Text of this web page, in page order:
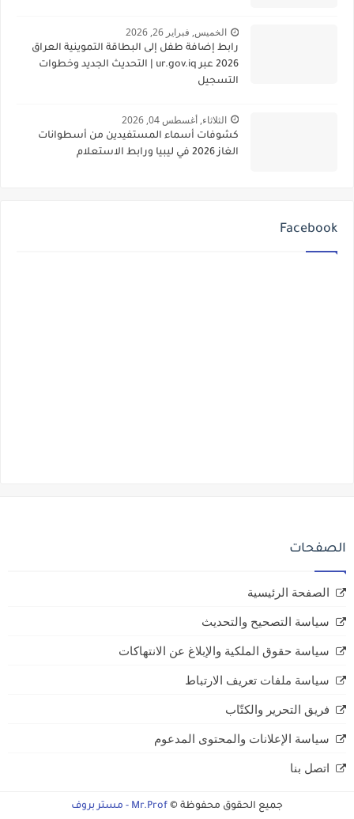
الخميس, فبراير 26, 2026
رابط إضافة طفل إلى البطاقة التموينية العراق
2026 عبر ur.gov.iq | التحديث الجديد وخطوات
التسجيل
الثلاثاء, أغسطس 04, 2026
كشوفات أسماء المستفيدين من أسطوانات
الغاز 2026 في ليبيا ورابط الاستعلام
Facebook
الصفحات
الصفحة الرئيسية
سياسة التصحيح والتحديث
سياسة حقوق الملكية والإبلاغ عن الانتهاكات
سياسة ملفات تعريف الارتباط
فريق التحرير والكتّاب
سياسة الإعلانات والمحتوى المدعوم
اتصل بنا
جميع الحقوق محفوظة © Mr.Prof - مستر بروف